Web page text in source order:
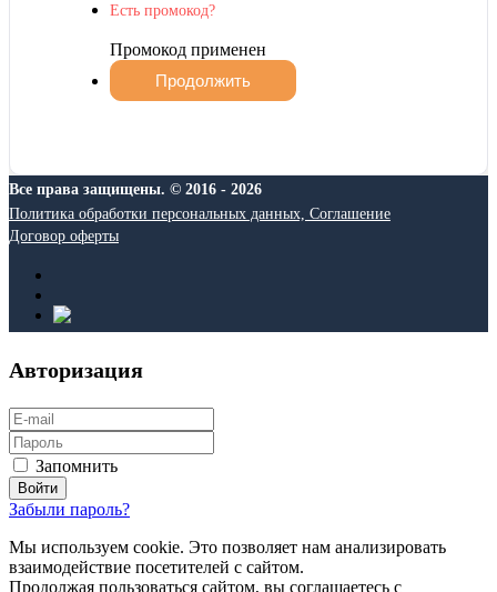
Есть промокод?
Промокод применен
Все права защищены. © 2016 - 2026
Политика обработки персональных данных, Соглашение
Договор оферты
Авторизация
Запомнить
Забыли пароль?
Мы используем cookie. Это позволяет нам анализировать
взаимодействие посетителей с сайтом.
Продолжая пользоваться сайтом, вы соглашаетесь с